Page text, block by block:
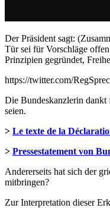
Der Präsident sagt:
Tür sei für Vorschläge
Prinzipien gegründet,
https://twitter.com/
Die Bundeskanzlerin dankt
seien.
> Le texte de la
> Pressestatement von
Andererseits hat sich der
mitbringen?
Zur Interpretation dieser